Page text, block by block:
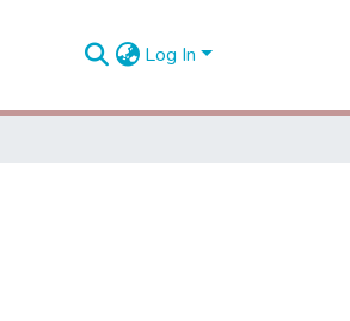
Log In